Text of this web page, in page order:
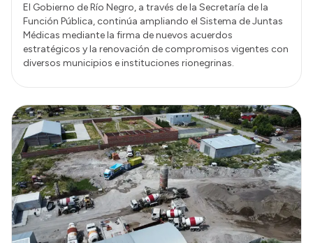
El Gobierno de Río Negro, a través de la Secretaría de la
Función Pública, continúa ampliando el Sistema de Juntas
Médicas mediante la firma de nuevos acuerdos
estratégicos y la renovación de compromisos vigentes con
diversos municipios e instituciones rionegrinas.